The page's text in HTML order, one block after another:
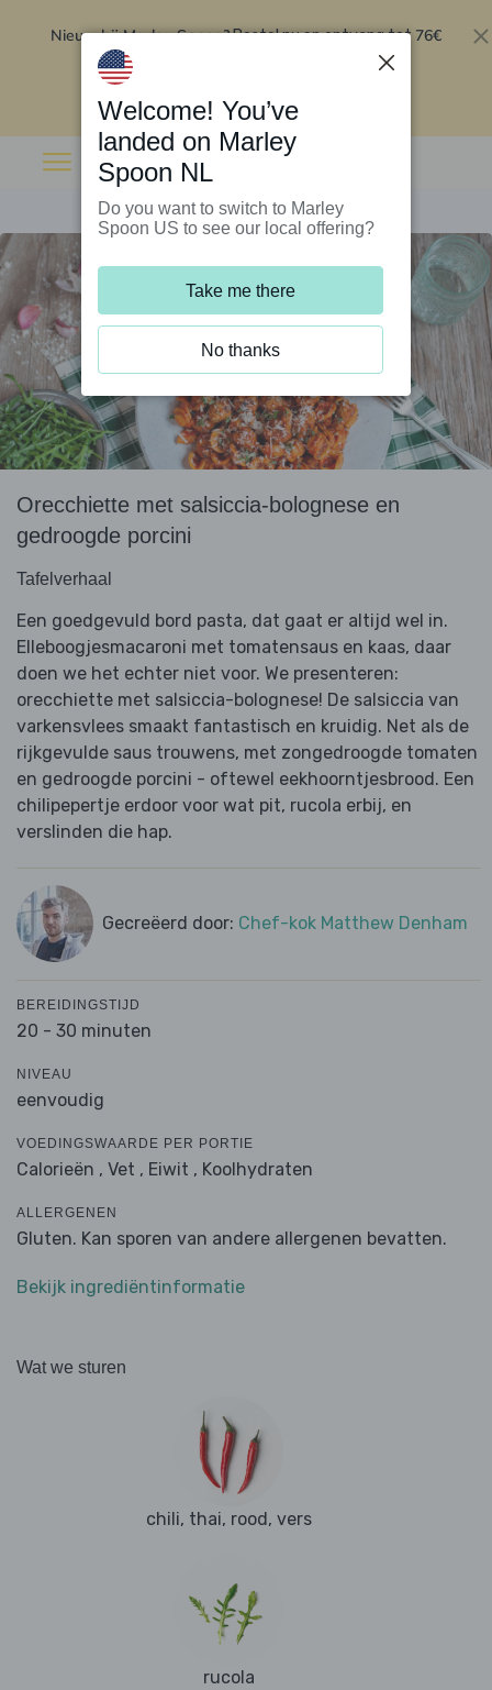
Nieuw bij Marley Spoon?Bestel nu en ontvang tot 76€
Orecchiette met salsiccia-bolognese en
gedroogde porcini
Tafelverhaal
Een goedgevuld bord pasta, dat gaat er altijd wel in.
Elleboogjesmacaroni met tomatensaus en kaas, daar
doen we het echter niet voor. We presenteren:
orecchiette met salsiccia-bolognese! De salsiccia van
varkensvlees smaakt fantastisch en kruidig. Net als de
rijkgevulde saus trouwens, met zongedroogde tomaten
en gedroogde porcini - oftewel eekhoorntjesbrood. Een
chilipepertje erdoor voor wat pit, rucola erbij, en
verslinden die hap.
Gecreëerd door: Chef-kok Matthew Denham
BEREIDINGSTIJD
20 - 30 minuten
NIVEAU
eenvoudig
VOEDINGSWAARDE PER PORTIE
Calorieën , Vet , Eiwit , Koolhydraten
ALLERGENEN
Gluten. Kan sporen van andere allergenen bevatten.
Bekijk ingrediëntinformatie
Wat we sturen
chili, thai, rood, vers
rucola
Welcome! You’ve
landed on Marley
Spoon NL
Do you want to switch to Marley
Spoon US to see our local offering?
Take me there
No thanks